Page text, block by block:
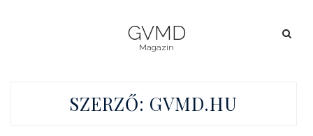
GVMD
Magazin
SZERZŐ: GVMD.HU